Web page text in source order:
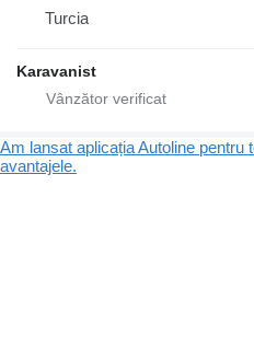
Turcia
Karavanist
Am lansat aplicația Autoline pentru
avantajele.